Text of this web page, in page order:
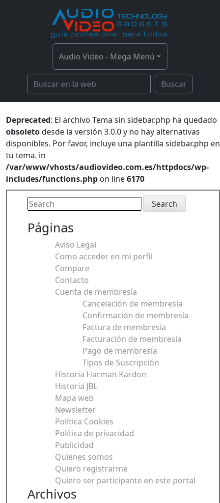
Audio Video - Mega Menú
Buscar
Deprecated: El archivo Tema sin sidebar.php ha quedado
obsoletodesde la versión 3.0.0 y no hay alternativas
disponibles. Por favor, incluye una plantilla sidebar.php en
tu tema. in
/var/www/vhosts/audiovideo.com.es/httpdocs/wp-
includes/functions.php on line6170
Páginas
Aviso Legal
Como acceder en mi perfil
Compare
Contacto
Cuenta de membresía
Cancelación de membresía
Confirmación de membresía
Factura de membresía
Facturación de membresía
Pago de membresía
Tipos de Suscripción
Historia Harman Kardon
Historia JBL
Mapa web
Newsletter
Política Cookies
Política de privacidad
Publicidad
Quienes somos
Quiero registrarme
Quiero ser participante en este portal
Archivos